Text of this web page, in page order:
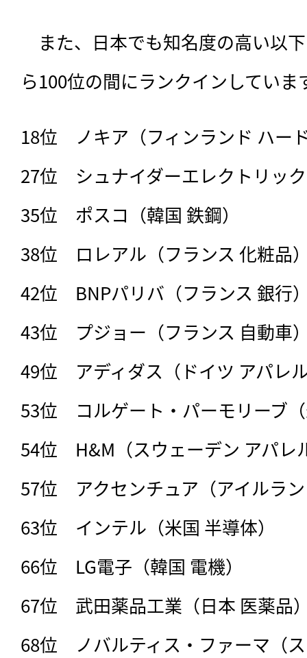
また、日本でも知名度の高い以
ら100位の間にランクインしていま
18位　ノキア（フィンランド ハー
27位　シュナイダーエレクトリッ
35位　ポスコ（韓国 鉄鋼）
38位　ロレアル（フランス 化粧品
42位　BNPパリバ（フランス 銀行
43位　プジョー（フランス 自動車
49位　アディダス（ドイツ アパレ
53位　コルゲート・パーモリーブ
54位　H&M（スウェーデン アパレ
57位　アクセンチュア（アイルラ
63位　インテル（米国 半導体）
66位　LG電子（韓国 電機）
67位　武田薬品工業（日本 医薬品
68位　ノバルティス・ファーマ（